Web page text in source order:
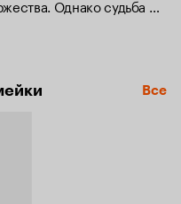
Однако судьба
подарок — запас
шанс вычислить
Все